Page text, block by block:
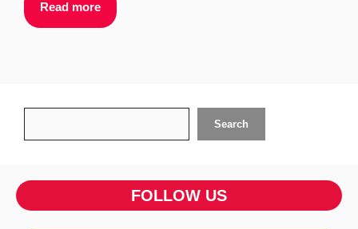
Read more
Search
FOLLOW US